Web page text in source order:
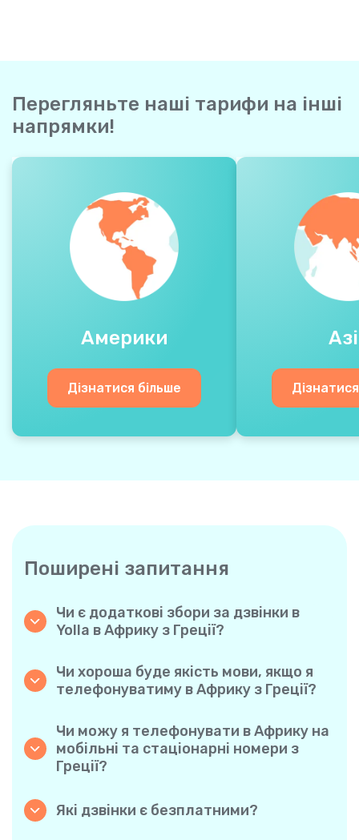
Перегляньте наші тарифи на інші
напрямки!
Америки
Дізнатися більше
Поширені запитання
Чи є додаткові збори за дзвінки в
Yolla в Африку з Греції?
похвилинної оплати, тому ви платите
тільки за час розмови. Жодних прихованих
комісій, обов’язкових щомісячних підписок
Чи хороша буде якість мови, якщо я
телефонуватиму в Африку з Греції?
відчуття, що ви розмовляєте з людиною в
одному місті, навіть якщо вона
знаходиться на іншому кінці світу.
Чи можу я телефонувати в Африку на
мобільні та стаціонарні номери з
Греції?
багатофункціональні, тому ви можете
Які дзвінки є безплатними?